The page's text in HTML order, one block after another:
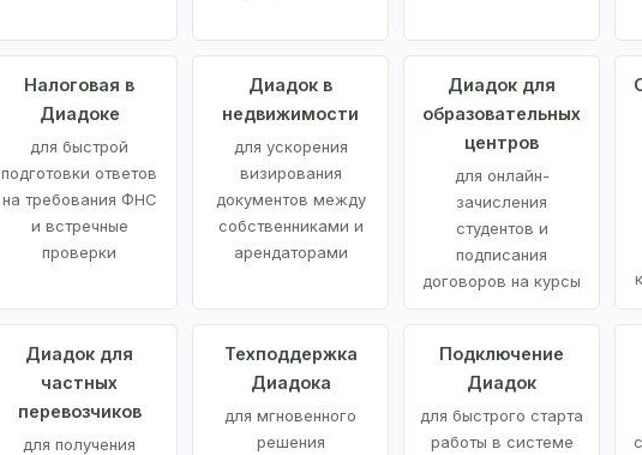
Налоговая в
Диадоке
для быстрой
подготовки ответов
на требования ФНС
и встречные
проверки
Диадок в
недвижимости
для ускорения
визирования
документов между
собственниками и
арендаторами
Диадок для
образовательных
центров
для онлайн-
зачисления
студентов и
подписания
договоров на курсы
Диадок для
частных
перевозчиков
для получения
Техподдержка
Диадока
для мгновенного
решения
Подключение
Диадок
для быстрого старта
работы в системе